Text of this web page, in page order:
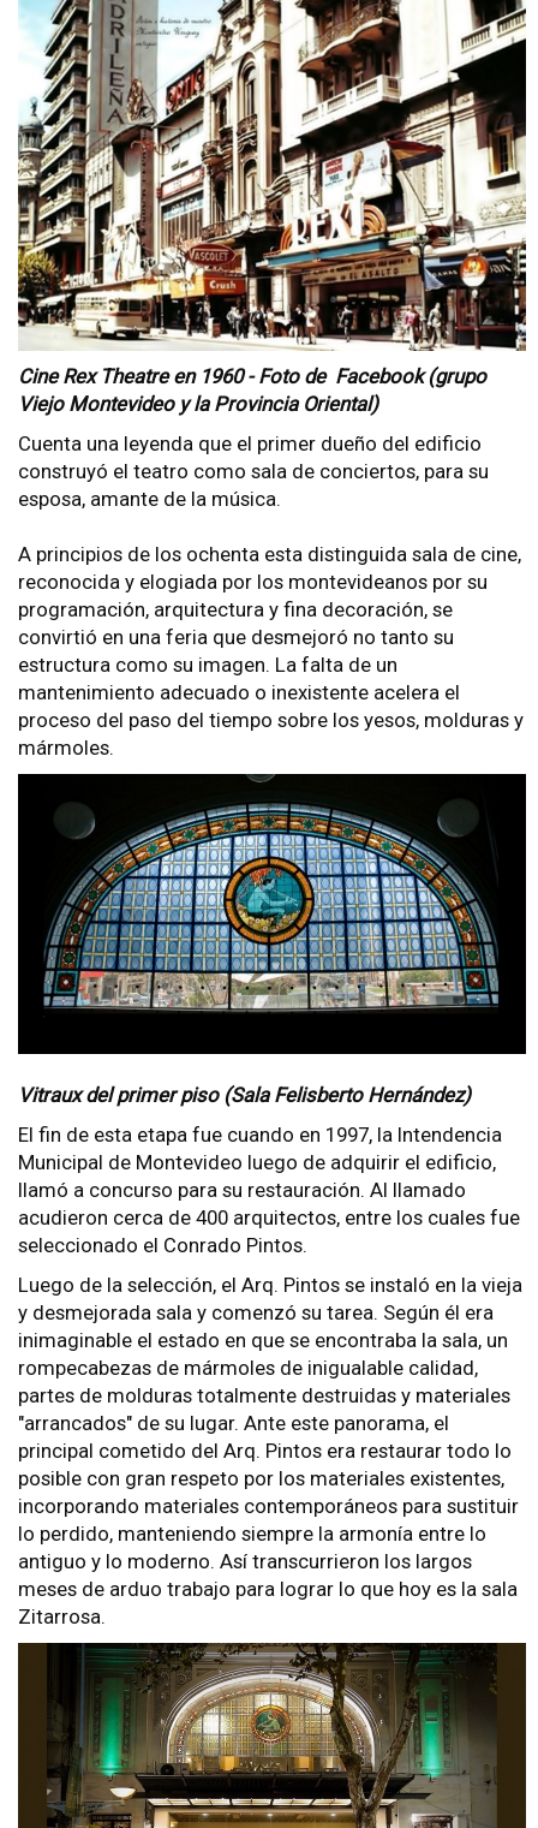
Cine Rex Theatre en 1960 - Foto de Facebook (grupo
Viejo Montevideo y la Provincia Oriental)
Cuenta una leyenda que el primer dueño del edificio
construyó el teatro como sala de conciertos, para su
esposa, amante de la música.
A principios de los ochenta esta distinguida sala de cine,
reconocida y elogiada por los montevideanos por su
programación, arquitectura y fina decoración, se
convirtió en una feria que desmejoró no tanto su
estructura como su imagen. La falta de un
mantenimiento adecuado o inexistente acelera el
proceso del paso del tiempo sobre los yesos, molduras y
mármoles.
Vitraux del primer piso (Sala Felisberto Hernández)
El fin de esta etapa fue cuando en 1997, la Intendencia
Municipal de Montevideo luego de adquirir el edificio,
llamó a concurso para su restauración. Al llamado
acudieron cerca de 400 arquitectos, entre los cuales fue
seleccionado el Conrado Pintos.
Luego de la selección, el Arq. Pintos se instaló en la vieja
y desmejorada sala y comenzó su tarea. Según él era
inimaginable el estado en que se encontraba la sala, un
rompecabezas de mármoles de inigualable calidad,
partes de molduras totalmente destruidas y materiales
"arrancados" de su lugar. Ante este panorama, el
principal cometido del Arq. Pintos era restaurar todo lo
posible con gran respeto por los materiales existentes,
incorporando materiales contemporáneos para sustituir
lo perdido, manteniendo siempre la armonía entre lo
antiguo y lo moderno. Así transcurrieron los largos
meses de arduo trabajo para lograr lo que hoy es la sala
Zitarrosa.